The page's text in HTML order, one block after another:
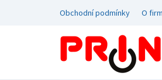
Obchodní podmínky O